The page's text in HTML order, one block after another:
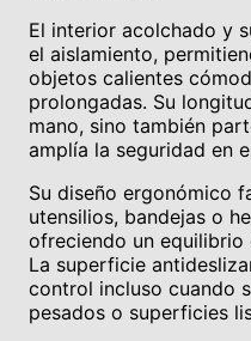
El interior acolchado y
el aislamiento,
objetos calientes
prolongadas. Su
mano, sino también
amplía la seguridad en
Su diseño ergonómico
utensilios, bandejas o
ofreciendo un
La superficie
control incluso cuando
pesados o superficies